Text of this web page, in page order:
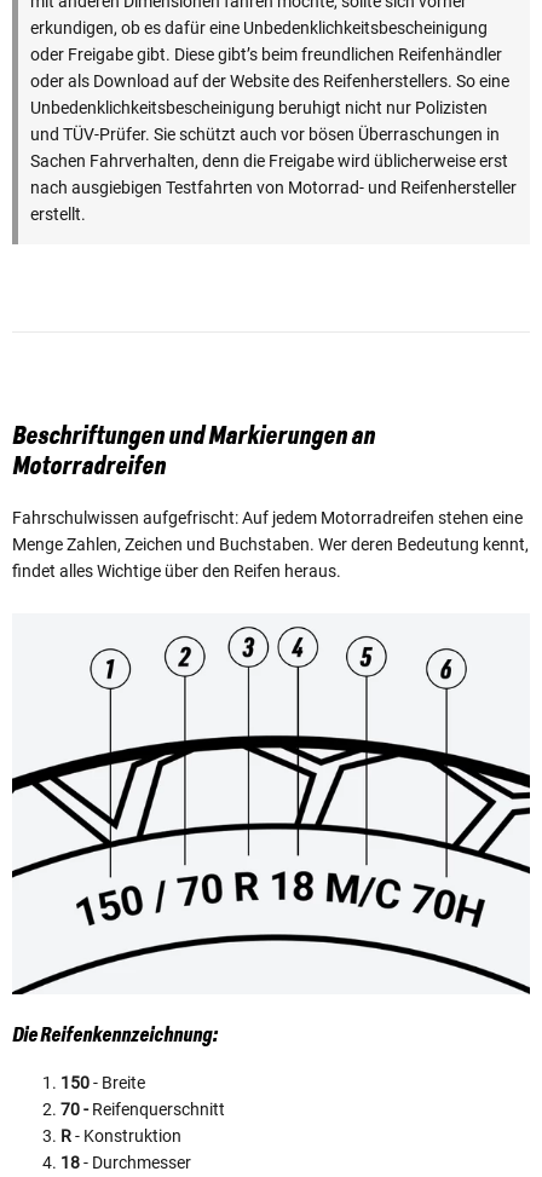
erkundigen, ob es dafür eine Unbedenklichkeitsbescheinigung
oder Freigabe gibt. Diese gibt’s beim freundlichen Reifenhändler
oder als Download auf der Website des Reifenherstellers. So eine
Unbedenklichkeitsbescheinigung beruhigt nicht nur Polizisten
und TÜV-Prüfer. Sie schützt auch vor bösen Überraschungen in
Sachen Fahrverhalten, denn die Freigabe wird üblicherweise erst
nach ausgiebigen Testfahrten von Motorrad- und Reifenhersteller
erstellt.
Beschriftungen und Markierungen an
Motorradreifen
Fahrschulwissen aufgefrischt: Auf jedem Motorradreifen stehen eine
Menge Zahlen, Zeichen und Buchstaben. Wer deren Bedeutung kennt,
findet alles Wichtige über den Reifen heraus.
Die Reifenkennzeichnung:
150- Breite
70 -Reifenquerschnitt
R- Konstruktion
18- Durchmesser